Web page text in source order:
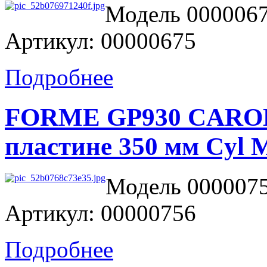
Модель
Артикул: 00000675
Подробнее
FORME GP930
пластине 350 мм
Модель
Артикул: 00000756
Подробнее